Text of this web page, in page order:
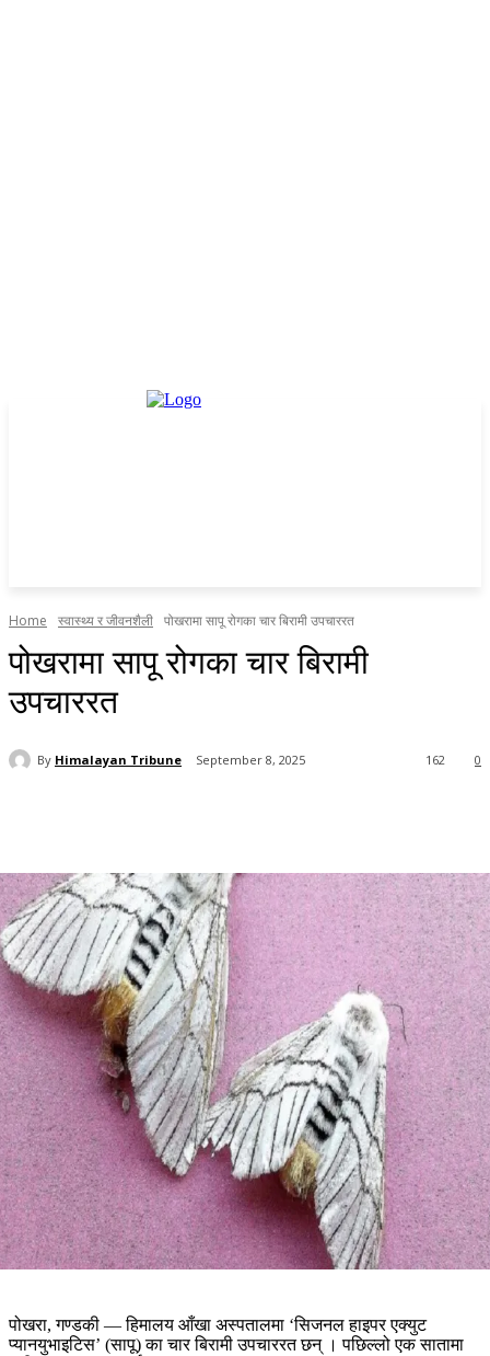
Home स्वास्थ्य र जीवनशैली पोखरामा सापू रोगका चार बिरामी उपचाररत
पोखरामा सापू रोगका चार बिरामी
उपचाररत
By Himalayan Tribune September 8, 2025 0
162
पोखरा, गण्डकी — हिमालय आँखा अस्पतालमा ‘सिजनल हाइपर एक्युट
प्यानयुभाइटिस’ (सापू) का चार बिरामी उपचाररत छन् । पछिल्लो एक सातामा